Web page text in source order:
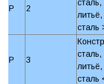
P 2
сталь,
сталь
P 3
сталь,
сталь